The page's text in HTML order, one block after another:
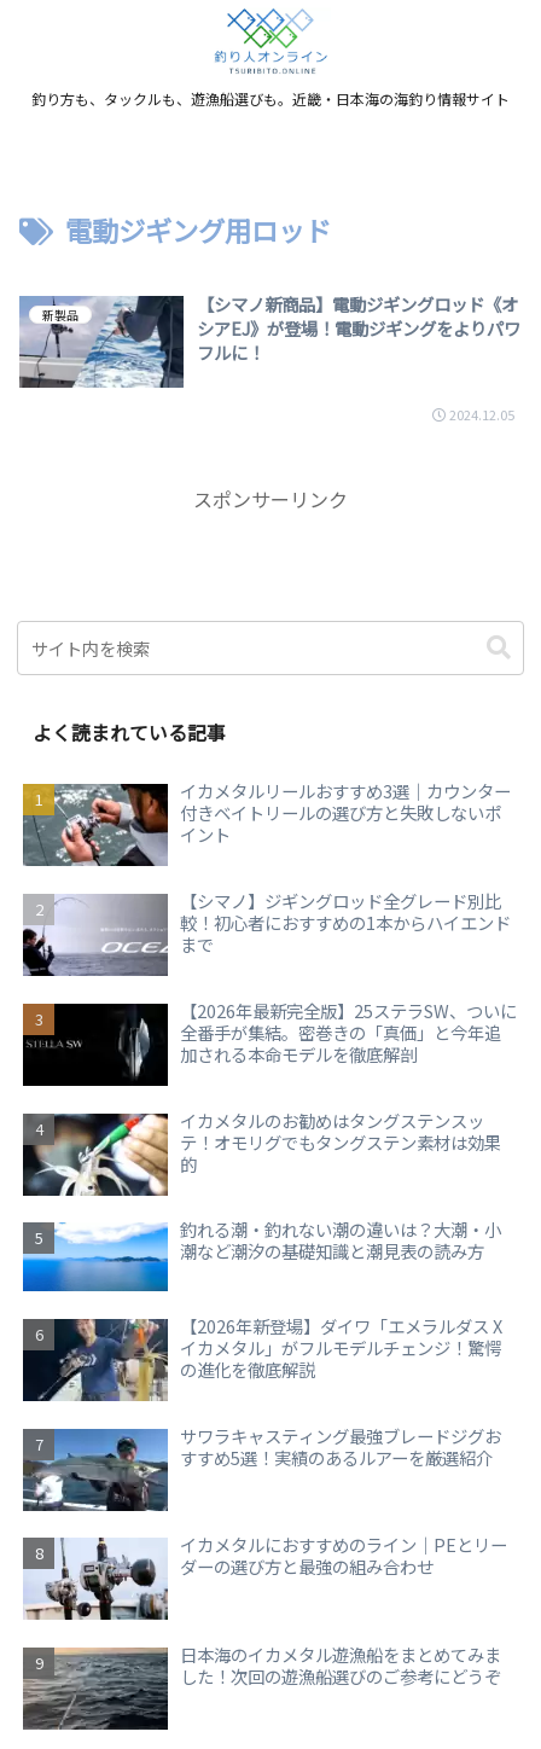
釣り方も、タックルも、遊漁船選びも。近畿・日本海の海釣り情報サイト
電動ジギング用ロッド
新製品
【シマノ新商品】電動ジギングロッド《オ
シアEJ》が登場！電動ジギングをよりパワ
フルに！
2024.12.05
スポンサーリンク
よく読まれている記事
イカメタルリールおすすめ3選｜カウンター
付きベイトリールの選び方と失敗しないポ
イント
【シマノ】ジギングロッド全グレード別比
較！初心者におすすめの1本からハイエンド
まで
【2026年最新完全版】25ステラSW、ついに
全番手が集結。密巻きの「真価」と今年追
加される本命モデルを徹底解剖
イカメタルのお勧めはタングステンスッ
テ！オモリグでもタングステン素材は効果
的
釣れる潮・釣れない潮の違いは？大潮・小
潮など潮汐の基礎知識と潮見表の読み方
【2026年新登場】ダイワ「エメラルダス X
イカメタル」がフルモデルチェンジ！驚愕
の進化を徹底解説
サワラキャスティング最強ブレードジグお
すすめ5選！実績のあるルアーを厳選紹介
イカメタルにおすすめのライン｜PEとリー
ダーの選び方と最強の組み合わせ
日本海のイカメタル遊漁船をまとめてみま
した！次回の遊漁船選びのご参考にどうぞ